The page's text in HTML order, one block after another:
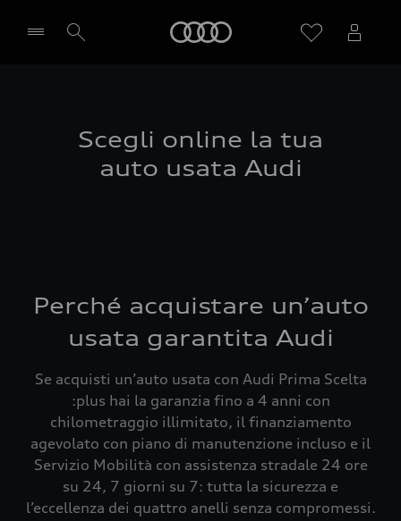
Scegli online la tua
auto usata Audi
Perché acquistare un’auto
usata garantita Audi
Se acquisti un’auto usata con Audi Prima Scelta
:plus hai la garanzia fino a 4 anni con
chilometraggio illimitato, il finanziamento
agevolato con piano di manutenzione incluso e il
Servizio Mobilità con assistenza stradale 24 ore
su 24, 7 giorni su 7: tutta la sicurezza e
l’eccellenza dei quattro anelli senza compromessi.